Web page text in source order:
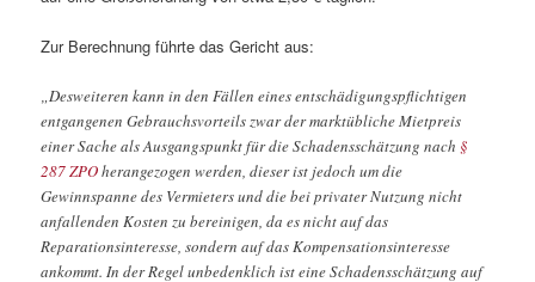
Zur Berechnung führte das Gericht aus:
„Desweiteren kann in den Fällen eines entschädigungspflichtigen
entgangenen Gebrauchsvorteils zwar der marktübliche Mietpreis
einer Sache als Ausgangspunkt für die Schadensschätzung nach §
287 ZPOherangezogen werden, dieser ist jedoch um die
Gewinnspanne des Vermieters und die bei privater Nutzung nicht
anfallenden Kosten zu bereinigen, da es nicht auf das
Reparationsinteresse, sondern auf das Kompensationsinteresse
ankommt. In der Regel unbedenklich ist eine Schadensschätzung auf